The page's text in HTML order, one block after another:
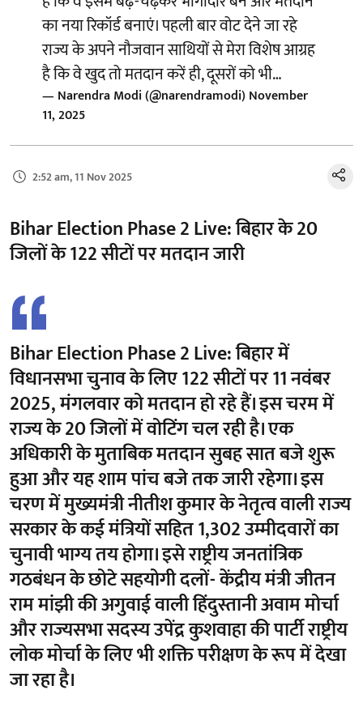
का नया रिकॉर्ड बनाएं। पहली बार वोट देने जा रहे
राज्य के अपने नौजवान साथियों से मेरा विशेष आग्रह
है कि वे खुद तो मतदान करें ही, दूसरों को भी…
— Narendra Modi (@narendramodi)November
11, 2025
2:52 am, 11 Nov 2025
Bihar Election Phase 2 Live: बिहार के 20
जिलों के 122 सीटों पर मतदान जारी
Bihar Election Phase 2 Live: बिहार में
विधानसभा चुनाव के लिए 122 सीटों पर 11 नवंबर
2025, मंगलवार को मतदान हो रहे हैं। इस चरम में
राज्य के 20 जिलों में वोटिंग चल रही है। एक
अधिकारी के मुताबिक मतदान सुबह सात बजे शुरू
हुआ और यह शाम पांच बजे तक जारी रहेगा। इस
चरण में मुख्यमंत्री नीतीश कुमार के नेतृत्व वाली राज्य
सरकार के कई मंत्रियों सहित 1,302 उम्मीदवारों का
चुनावी भाग्य तय होगा। इसे राष्ट्रीय जनतांत्रिक
गठबंधन के छोटे सहयोगी दलों- केंद्रीय मंत्री जीतन
राम मांझी की अगुवाई वाली हिंदुस्तानी अवाम मोर्चा
और राज्यसभा सदस्य उपेंद्र कुशवाहा की पार्टी राष्ट्रीय
लोक मोर्चा के लिए भी शक्ति परीक्षण के रूप में देखा
जा रहा है।